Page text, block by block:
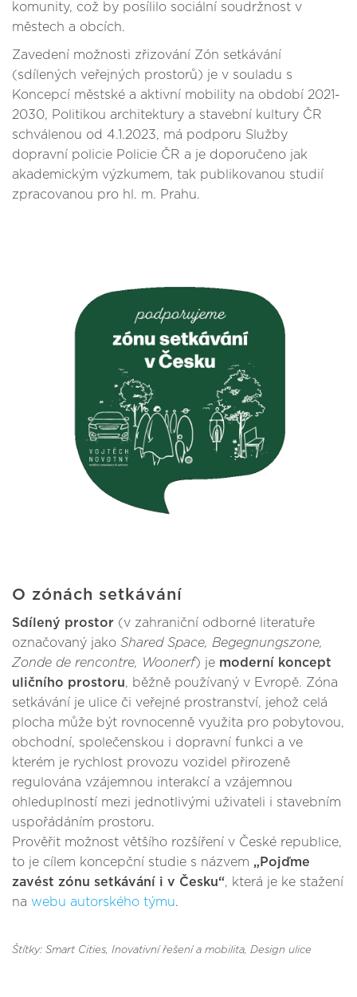
komunity, což by posílilo sociální soudržnost v
městech a obcích.
Zavedení možnosti zřizování Zón setkávání
(sdílených veřejných prostorů) je v souladu s
Koncepcí městské a aktivní mobility na období 2021-
2030, Politikou architektury a stavební kultury ČR
schválenou od 4.1.2023, má podporu Služby
dopravní policie Policie ČR a je doporučeno jak
akademickým výzkumem, tak publikovanou studií
zpracovanou pro hl. m. Prahu.
O zónách setkávání
Sdílený prostor (v zahraniční odborné literatuře
označovaný jako Shared Space, Begegnungszone,
Zonde de rencontre, Woonerf) je moderní koncept
uličního prostoru, běžně používaný v Evropě. Zóna
setkávání je ulice či veřejné prostranství, jehož celá
plocha může být rovnocenně využita pro pobytovou,
obchodní, společenskou i dopravní funkci a ve
kterém je rychlost provozu vozidel přirozeně
regulována vzájemnou interakcí a vzájemnou
ohleduplností mezi jednotlivými uživateli i stavebním
uspořádáním prostoru.
Prověřit možnost většího rozšíření v České republice,
to je cílem koncepční studie s názvem „Pojďme
zavést zónu setkávání i v Česku“, která je ke stažení
na webu autorského týmu.
Štítky: Smart Cities, Inovativní řešení a mobilita, Design ulice